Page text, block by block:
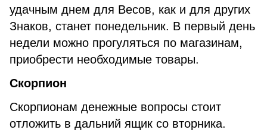
удачным днем для Весов, как и для других
Знаков, станет понедельник. В первый день
недели можно прогуляться по магазинам,
приобрести необходимые товары.
Скорпион
Скорпионам денежные вопросы стоит
отложить в дальний ящик со вторника.